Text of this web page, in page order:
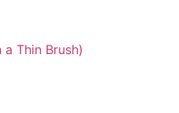
Thin Brush)